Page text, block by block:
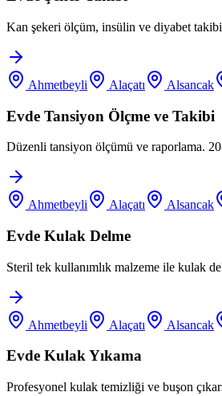
Kan şekeri ölçüm, insülin ve diyabet
Ahmetbeyli Alaçatı Alsancak
Evde Tansiyon Ölçme ve Takibi
Düzenli tansiyon ölçümü ve raporlama.
Ahmetbeyli Alaçatı Alsancak
Evde Kulak Delme
Steril tek kullanımlık malzeme ile kulak
Ahmetbeyli Alaçatı Alsancak
Evde Kulak Yıkama
Profesyonel kulak temizliği ve buşon